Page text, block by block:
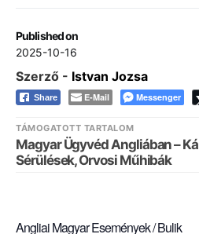
Published on
2025-10-16
Szerző - Istvan Jozsa
Share E-Mail Messenger
TÁMOGATOTT TARTALOM
Magyar Ügyvéd Angliában –
Sérülések, Orvosi Műhibák
Angliai Magyar Események / Bulik